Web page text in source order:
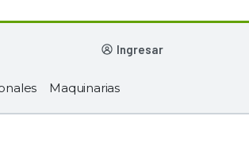
ingresar
Maquinarias